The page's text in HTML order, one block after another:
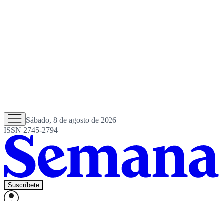
Sábado, 8 de agosto de 2026
ISSN 2745-2794
Suscríbete